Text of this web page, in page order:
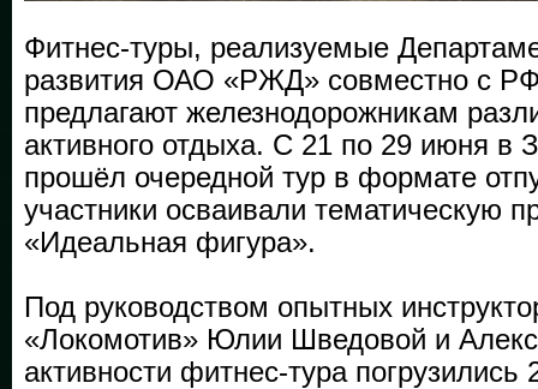
Фитнес-туры, реализуемые
развития ОАО «РЖД» совместно с
предлагают железнодорожникам
активного отдыха. С 21 по 29 июня в
прошёл очередной тур в формате
участники осваивали тематическую
«Идеальная фигура».
Под руководством опытных
«Локомотив» Юлии Шведовой и
активности фитнес-тура погрузились